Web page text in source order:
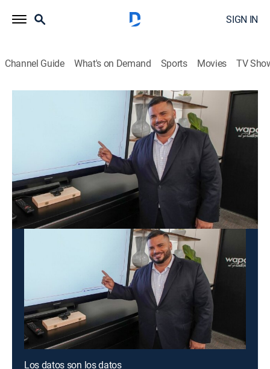
SIGN IN
Channel Guide What's on Demand Sports Movies TV
Los datos son los datos
Un espacio de análisis que presenta debates de temas
de actualidad y entrevistas a personalidades clave.
This content is currently unavailable with a DIRECTV
Package or Genre Pack.
Los datos son los datos